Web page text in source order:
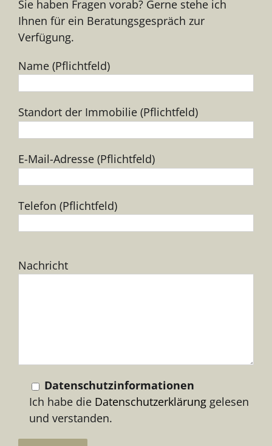
Sie haben Fragen vorab? Gerne stehe ich
Ihnen für ein Beratungsgespräch zur
Verfügung.
Name (Pflichtfeld)
Standort der Immobilie (Pflichtfeld)
E-Mail-Adresse (Pflichtfeld)
Telefon (Pflichtfeld)
lasse
Nachricht
Datenschutzinformationen
Ich habe die Datenschutzerklärung gelesen
und verstanden.